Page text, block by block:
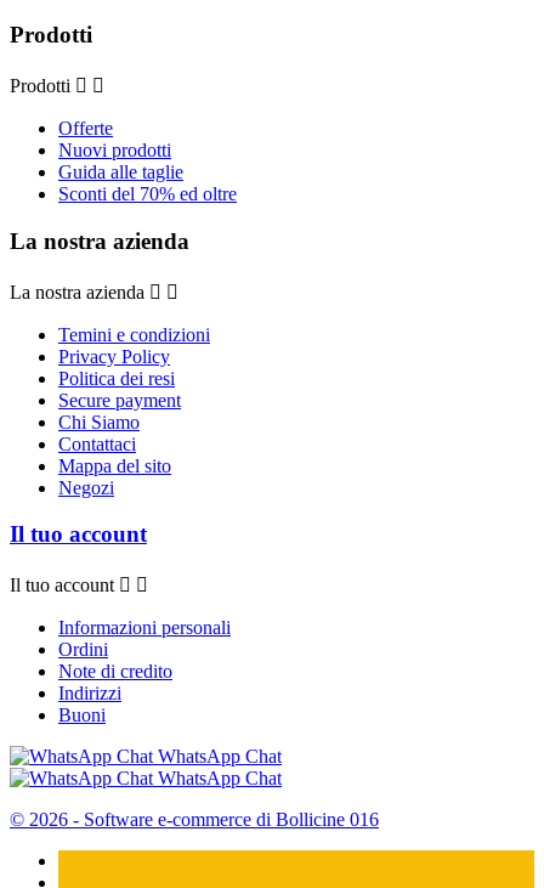
Prodotti
Prodotti  
Offerte
Nuovi prodotti
Guida alle taglie
Sconti del 70% ed oltre
La nostra azienda
La nostra azienda  
Temini e condizioni
Privacy Policy
Politica dei resi
Secure payment
Chi Siamo
Contattaci
Mappa del sito
Negozi
Il tuo account
Il tuo account  
Informazioni personali
Ordini
Note di credito
Indirizzi
Buoni
WhatsApp Chat
WhatsApp Chat
© 2026 - Software e-commerce di Bollicine 016